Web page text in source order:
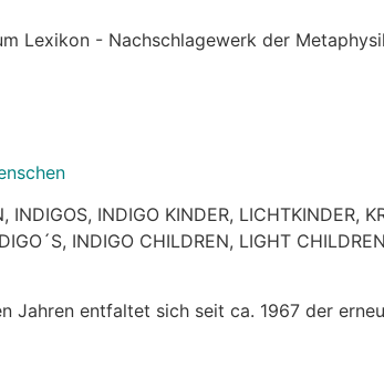
INDIGOS, INDIGO KINDER, LICHTKINDER,
INDIGO CHILDREN, LIGHT
Jahren entfaltet sich seit ca. 1967 der